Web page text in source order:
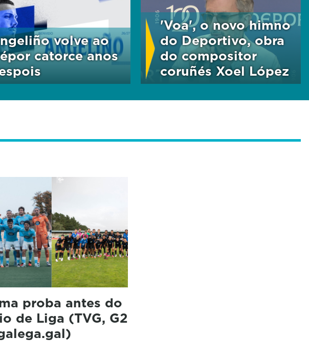
volve ao
catorce anos
'Voa', o novo himno
do Deportivo, obra
do compositor
coruñés Xoel López
proba antes do
de Liga (TVG, G2